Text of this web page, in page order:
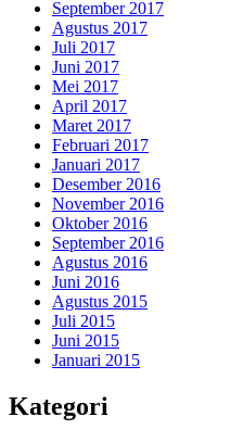
September 2017
Agustus 2017
Juli 2017
Juni 2017
Mei 2017
April 2017
Maret 2017
Februari 2017
Januari 2017
Desember 2016
November 2016
Oktober 2016
September 2016
Agustus 2016
Juni 2016
Agustus 2015
Juli 2015
Juni 2015
Januari 2015
Kategori